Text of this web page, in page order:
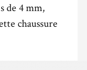
de 4 mm,
chaussure